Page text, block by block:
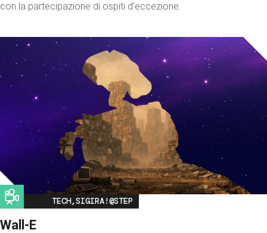
con la partecipazione di ospiti d'eccezione.
Image
TECH,SIGIRA!@STEP
Wall-E